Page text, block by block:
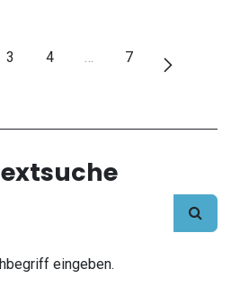
3 4 7
eingeben.